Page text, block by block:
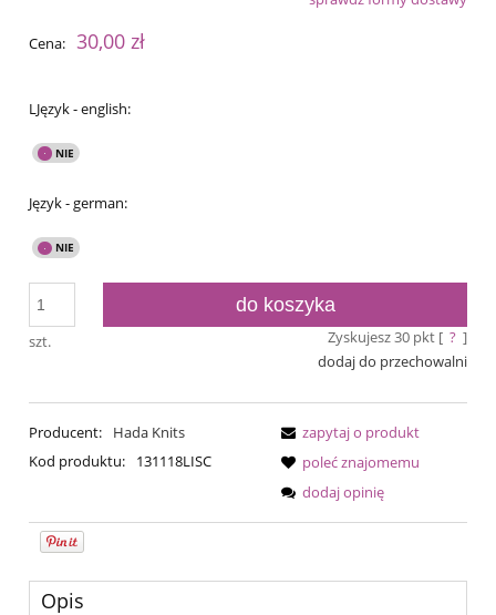
Cena: 30,00 zł
LJęzyk - english:
Język - german:
szt.
do koszyka
Zyskujesz30pkt [ ? ]
dodaj do przechowalni
Producent:
Hada Knits
Kod produktu:
131118LISC
zapytaj o produkt
poleć znajomemu
dodaj opinię
Opis